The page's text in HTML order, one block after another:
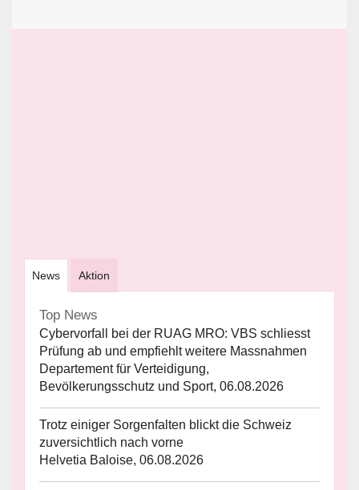
News Aktion
Top News
Cybervorfall bei der RUAG MRO: VBS schliesst
Prüfung ab und empfiehlt weitere Massnahmen
Departement für Verteidigung,
Bevölkerungsschutz und Sport, 06.08.2026
Trotz einiger Sorgenfalten blickt die Schweiz
zuversichtlich nach vorne
Helvetia Baloise, 06.08.2026